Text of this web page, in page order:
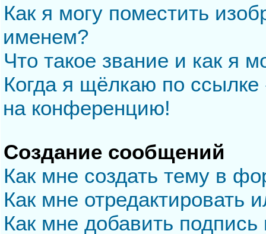
Как я могу поместить
именем?
Что такое звание и как я
Когда я щёлкаю по
на конференцию!
Создание сообщений
Как мне создать тему в
Как мне отредактировать
Как мне добавить